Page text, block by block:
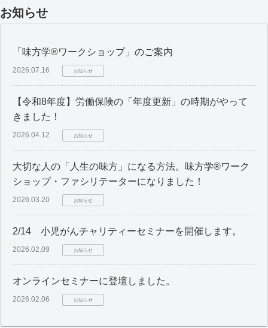
お知らせ
「味方学®ワークショップ」のご案内
2026.07.16 お知らせ
【令和8年度】労働保険の「年度更新」の時期がやって
きました！
2026.04.12 お知らせ
大切な人の「人生の味方」になる方法。味方学®ワーク
ショップ・ファシリテーターになりました！
2026.03.20 お知らせ
2/14 小児がんチャリティーセミナーを開催します。
2026.02.09 お知らせ
オンラインセミナーに登壇しました。
2026.02.06 お知らせ